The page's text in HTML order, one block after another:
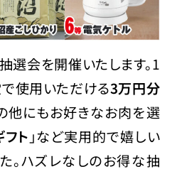
選会を開催いたします。1
使用いただける3万円分
の他にもお好きなお肉を選
ト 」など実用的で嬉しい
。ハズレなしのお得な抽